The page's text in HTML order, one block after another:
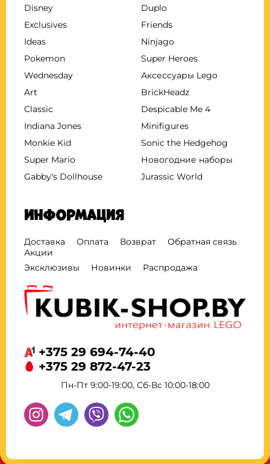
Disney
Duplo
Exclusives
Friends
Ideas
Ninjago
Pokemon
Super Heroes
Wednesday
Аксессуары Lego
Art
BrickHeadz
Classic
Despicable Me 4
Indiana Jones
Minifigures
Monkie Kid
Sonic the Hedgehog
Super Mario
Новогодние наборы
Gabby's Dollhouse
Jurassic World
Информация
Доставка Оплата Возврат
Обратная связь
Акции
Эксклюзивы
Новинки Распродажа
+375 29 694-74-40
+375 29 872-47-23
Пн-Пт 9:00-19:00, Сб-Вс 10:00-18:00